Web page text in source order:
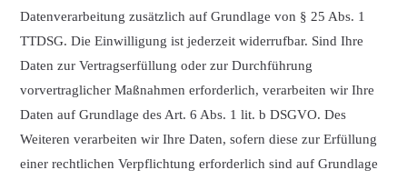
Datenverarbeitung zusätzlich auf Grundlage von § 25 Abs. 1
TTDSG. Die Einwilligung ist jederzeit widerrufbar. Sind Ihre
Daten zur Vertragserfüllung oder zur Durchführung
vorvertraglicher Maßnahmen erforderlich, verarbeiten wir Ihre
Daten auf Grundlage des Art. 6 Abs. 1 lit. b DSGVO. Des
Weiteren verarbeiten wir Ihre Daten, sofern diese zur Erfüllung
einer rechtlichen Verpflichtung erforderlich sind auf Grundlage